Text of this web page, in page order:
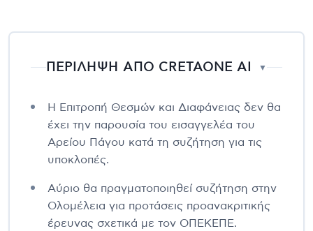
ΠΕΡΙΛΗΨΗ ΑΠΟ CRETAONE AI ▼
Η Επιτροπή Θεσμών και Διαφάνειας δεν θα
έχει την παρουσία του εισαγγελέα του
Αρείου Πάγου κατά τη συζήτηση για τις
υποκλοπές.
Αύριο θα πραγματοποιηθεί συζήτηση στην
Ολομέλεια για προτάσεις προανακριτικής
έρευνας σχετικά με τον ΟΠΕΚΕΠΕ.